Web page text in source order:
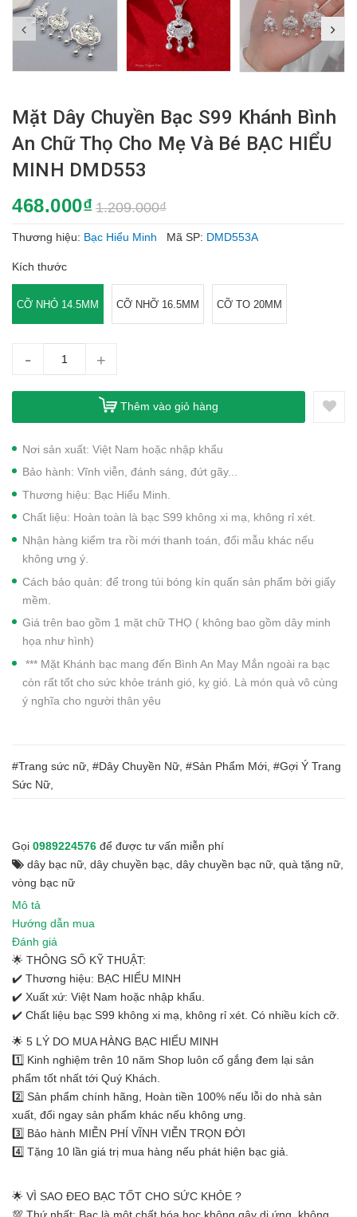
Mặt Dây Chuyền Bạc S99 Khánh Bình
An Chữ Thọ Cho Mẹ Và Bé BẠC HIỂU
MINH DMD553
468.000₫ 1.209.000₫
Thương hiệu: Bạc Hiểu Minh Mã SP: DMD553A
Kích thước
CỠ NHỎ 14.5MM CỠ NHỠ 16.5MM CỠ TO 20MM
- +
Thêm vào giỏ hàng
Nơi sản xuất: Việt Nam hoặc nhập khẩu
Bảo hành: Vĩnh viễn, đánh sáng, đứt gãy...
Thương hiệu: Bạc Hiểu Minh.
Chất liệu: Hoàn toàn là bạc S99 không xi mạ, không rỉ xét.
Nhận hàng kiểm tra rồi mới thanh toán, đổi mẫu khác nếu
không ưng ý.
Cách bảo quản: để trong túi bóng kín quấn sản phẩm bởi giấy
mềm.
Giá trên bao gồm 1 mặt chữ THỌ ( không bao gồm dây minh
họa như hình)
*** Mặt Khánh bạc mang đến Bình An May Mắn ngoài ra bạc
còn rất tốt cho sức khỏe tránh gió, kỵ gió. Là món quà vô cùng
ý nghĩa cho người thân yêu
#Trang sức nữ, #Dây Chuyền Nữ, #Sản Phẩm Mới, #Gợi Ý Trang
Sức Nữ,
Gọi 0989224576 để được tư vấn miễn phí
dây bạc nữ, dây chuyền bạc, dây chuyền bạc nữ, quà tặng nữ,
vòng bạc nữ
Mô tả
Hướng dẫn mua
Đánh giá
🌟 THÔNG SỐ KỸ THUẬT:
✔️ Thương hiệu: BẠC HIỂU MINH
✔️ Xuất xứ: Việt Nam hoặc nhập khẩu.
✔️ Chất liệu bạc S99 không xi mạ, không rỉ xét. Có nhiều kích cỡ.
🌟 5 LÝ DO MUA HÀNG BẠC HIỂU MINH
1️⃣ Kinh nghiệm trên 10 năm Shop luôn cố gắng đem lại sản
phẩm tốt nhất tới Quý Khách.
2️⃣ Sản phẩm chính hãng, Hoàn tiền 100% nếu lỗi do nhà sản
xuất, đổi ngay sản phẩm khác nếu không ưng.
3️⃣ Bảo hành MIỄN PHÍ VĨNH VIỄN TRỌN ĐỜI
4️⃣ Tặng 10 lần giá trị mua hàng nếu phát hiện bạc giả.
🌟 VÌ SAO ĐEO BẠC TỐT CHO SỨC KHỎE ?